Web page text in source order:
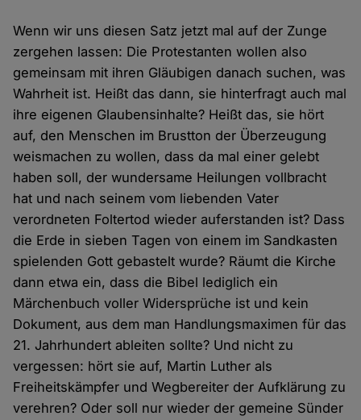
Wenn wir uns diesen Satz jetzt mal auf der Zunge
zergehen lassen: Die Protestanten wollen also
gemeinsam mit ihren Gläubigen danach suchen, was
Wahrheit ist. Heißt das dann, sie hinterfragt auch mal
ihre eigenen Glaubensinhalte? Heißt das, sie hört
auf, den Menschen im Brustton der Überzeugung
weismachen zu wollen, dass da mal einer gelebt
haben soll, der wundersame Heilungen vollbracht
hat und nach seinem vom liebenden Vater
verordneten Foltertod wieder auferstanden ist? Dass
die Erde in sieben Tagen von einem im Sandkasten
spielenden Gott gebastelt wurde? Räumt die Kirche
dann etwa ein, dass die Bibel lediglich ein
Märchenbuch voller Widersprüche ist und kein
Dokument, aus dem man Handlungsmaximen für das
21. Jahrhundert ableiten sollte? Und nicht zu
vergessen: hört sie auf, Martin Luther als
Freiheitskämpfer und Wegbereiter der Aufklärung zu
verehren? Oder soll nur wieder der gemeine Sünder